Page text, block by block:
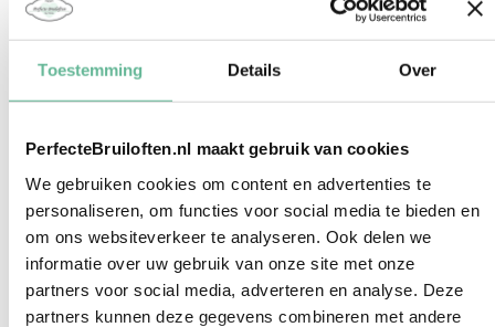
Toestemming Details Over
PerfecteBruiloften.nl maakt gebruik van cookies
We gebruiken cookies om content en advertenties te
personaliseren, om functies voor social media te bieden en
om ons websiteverkeer te analyseren. Ook delen we
informatie over uw gebruik van onze site met onze
partners voor social media, adverteren en analyse. Deze
partners kunnen deze gegevens combineren met andere